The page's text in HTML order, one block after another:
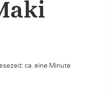
ca. eine Minute